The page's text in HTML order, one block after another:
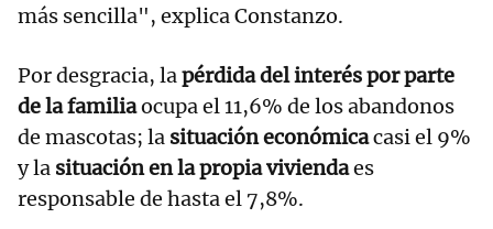
más sencilla", explica Constanzo.
Por desgracia, lapérdida del interés por parte
de la familiaocupa el 11,6% de los abandonos
de mascotas; la situación económicacasi el 9%
y la situación en la propia viviendaes
responsable de hasta el 7,8%.